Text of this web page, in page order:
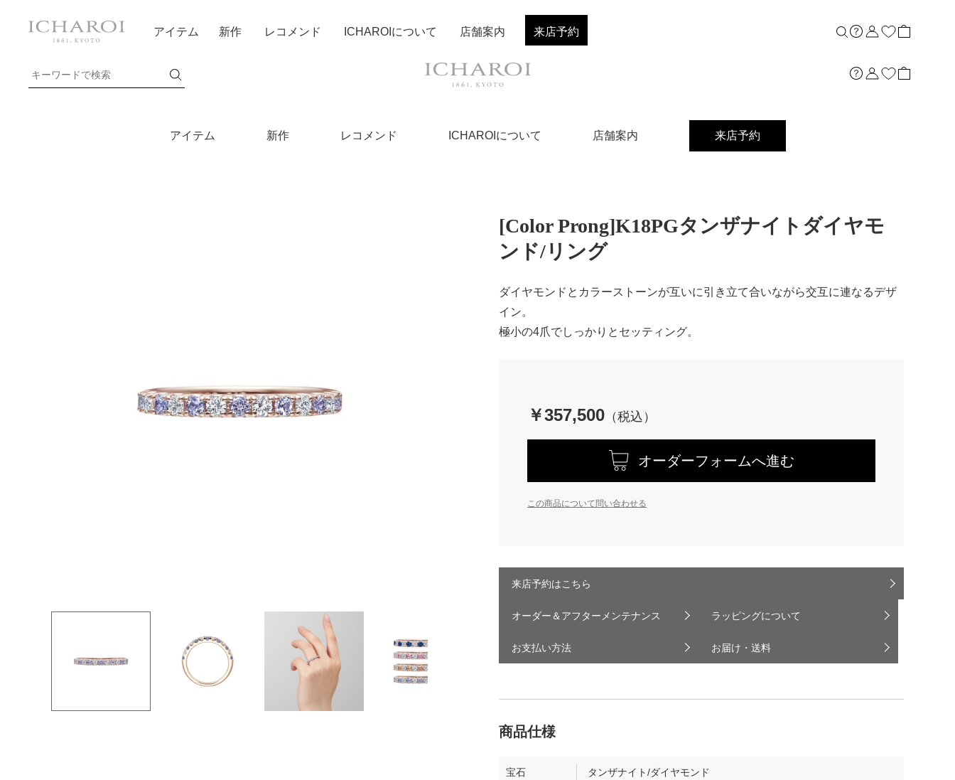
アイテム 新作 レコメンド ICHAROIについて 店舗案内 来店予約
アイテム 新作 レコメンド ICHAROIについて 店舗案内 来店予約
[Color Prong]K18PGタンザナイトダイヤモ
ンド/リング
ダイヤモンドとカラーストーンが互いに引き立て合いながら交互に連なるデザ
イン。
極小の4爪でしっかりとセッティング。
￥357,500
オーダーフォームへ進む
この商品について問い合わせる
来店予約はこちら
オーダー＆アフターメンテナンス ラッピングについて
お支払い方法 お届け・送料
宝石
タンザナイト/ダイヤモンド